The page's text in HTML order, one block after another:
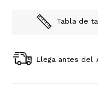
Tabla de
Llega antes del